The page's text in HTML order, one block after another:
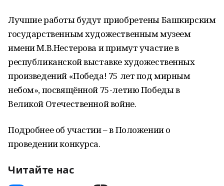
Лучшие работы будут приобретены Башкирским
государственным художественным музеем
имени М.В.Нестерова и примут участие в
республиканской выставке художественных
произведений «Победа! 75 лет под мирным
небом», посвящённой 75-летию Победы в
Великой Отечественной войне.
Подробнее об участии – в Положении о
проведении конкурса.
Читайте нас